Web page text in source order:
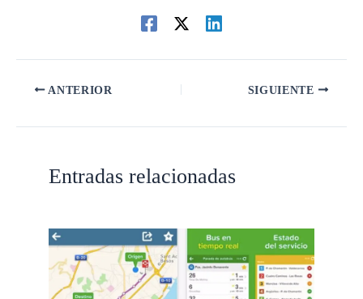
ANTERIOR SIGUIENTE
Entradas relacionadas